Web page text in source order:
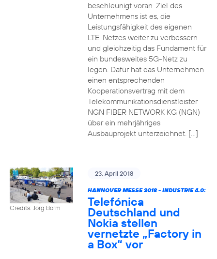
beschleunigt voran. Ziel des
Unternehmens ist es, die
Leistungsfähigkeit des eigenen
LTE-Netzes weiter zu verbessern
und gleichzeitig das Fundament für
ein bundesweites 5G-Netz zu
legen. Dafür hat das Unternehmen
einen entsprechenden
Kooperationsvertrag mit dem
Telekommunikationsdienstleister
NGN FIBER NETWORK KG (NGN)
über ein mehrjähriges
Ausbauprojekt unterzeichnet. […]
Credits: Jörg Borm
23. April 2018
HANNOVER MESSE 2018 - INDUSTRIE 4.0:
Telefónica
Deutschland und
Nokia stellen
vernetzte „Factory in
a Box“ vor